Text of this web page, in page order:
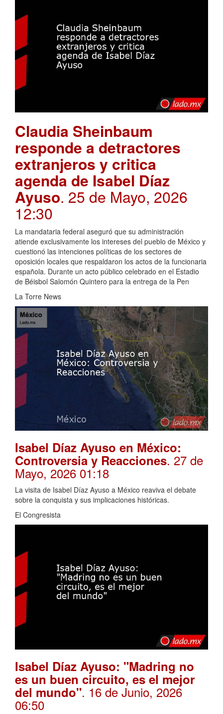
Claudia Sheinbaum
responde a detractores
extranjeros y critica
agenda de Isabel Díaz
Ayuso. 25 de Mayo, 2026
12:30
La mandataria federal aseguró que su administración
atiende exclusivamente los intereses del pueblo de México y
cuestionó las intenciones políticas de los sectores de
oposición locales que respaldaron los actos de la funcionaria
española. Durante un acto público celebrado en el Estadio
de Béisbol Salomón Quintero para la entrega de la Pen
La Torre News
Isabel Díaz Ayuso en México:
Controversia y Reacciones. 27 de
Mayo, 2026 01:18
La visita de Isabel Díaz Ayuso a México reaviva el debate
sobre la conquista y sus implicaciones históricas.
El Congresista
Isabel Díaz Ayuso: "Madring no
es un buen circuito, es el mejor
del mundo". 16 de Junio, 2026
06:50